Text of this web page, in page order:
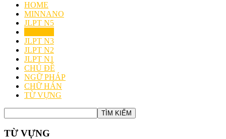
HOME
MINNANO
JLPT N5
JLPT N3
JLPT N2
JLPT N1
CHỦ ĐỀ
NGỮ PHÁP
CHỮ HÁN
TỪ VỰNG
TỪ VỰNG